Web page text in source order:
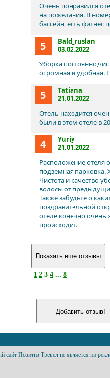
Очень понравился
на пожелания. В
бассейн, есть фитнес
5
Bald_ruslan
03.02.2022
Уборка
огромная и удобная.
5
Tatiana
21.01.2022
Отель находится
были в этом отеле в
4
Yuriy
21.01.2022
Расположение отеля
подземная
Чистота и качество
волосы от
Также забудьте о
поздравительной
отеле конечно очень
происходит.
1 2 3 4 ... 8
сайт Позитив Тревел не является ни